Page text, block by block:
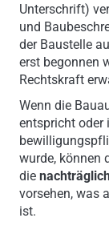
Unterschrift)
und
der Baustelle
erst begonnen
Rechtskraft
Wenn die
entspricht oder
wurde, können
die
vorsehen, was
ist.